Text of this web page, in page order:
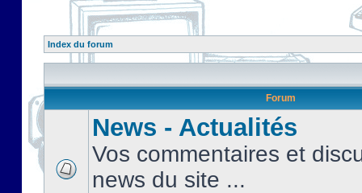
Index du forum
Forum
News - Actualités
Vos commentaires et
news du site ...